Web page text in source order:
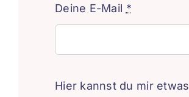
Deine E-Mail *
Hier kannst du mir etwas